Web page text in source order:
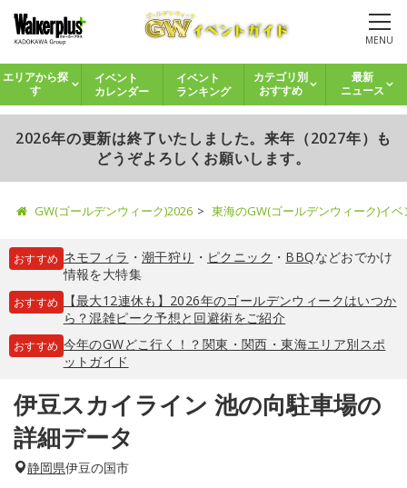
MENU
エリアから探
す
イベント
カレンダー
イベント
ランキング
カテゴリ別
おすすめ
最新
ニュース
2026年の更新は終了いたしました。来年（2027年）も
どうぞよろしくお願いします。
GW(ゴールデンウィーク)2026 東海のGW(ゴールデンウィーク)イ
おすすめ ネモフィラ ・ 潮干狩り ・ ピクニック ・ BBQなどおでかけ
情報を大特集
おすすめ
【最大12連休も】2026年のゴールデンウィークはいつか
ら？混雑ピーク予想と回避術をご紹介
おすすめ 今年のGWどこ行く！？関東・関西・東海エリア別スポ
ットガイド
伊豆スカイライン 池の向駐車場の
詳細データ
静岡県伊豆の国市